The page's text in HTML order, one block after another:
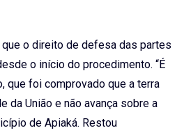
que o direito de defesa das partes
o início do procedimento. “É
que foi comprovado que a terra
da União e não avança sobre a
de Apiaká. Restou